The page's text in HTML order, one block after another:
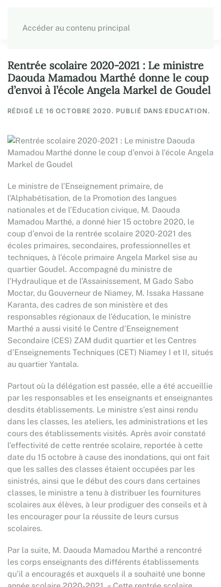
Accéder au contenu principal
Rentrée scolaire 2020-2021 : Le ministre
Daouda Mamadou Marthé donne le coup
d’envoi à l’école Angela Markel de Goudel
RÉDIGÉ LE 16 OCTOBRE 2020. PUBLIÉ DANS EDUCATION.
Le ministre de l’Enseignement primaire, de
l’Alphabétisation, de la Promotion des langues
nationales et de l’Education civique, M. Daouda
Mamadou Marthé, a donné hier 15 octobre 2020, le
coup d’envoi de la rentrée scolaire 2020-2021 des
écoles primaires, secondaires, professionnelles et
techniques, à l’école primaire Angela Markel sise au
quartier Goudel. Accompagné du ministre de
l’Hydraulique et de l’Assainissement, M Gado Sabo
Moctar, du Gouverneur de Niamey, M. Issaka Hassane
Karanta, des cadres de son ministère et des
responsables régionaux de l’éducation, le ministre
Marthé a aussi visité le Centre d’Enseignement
Secondaire (CES) ZAM dudit quartier et les Centres
d’Enseignements Techniques (CET) Niamey I et II, situés
au quartier Yantala.
Partout où la délégation est passée, elle a été accueillie
par les responsables et les enseignants et enseignantes
desdits établissements. Le ministre s’est ainsi rendu
dans les classes, les ateliers, les administrations et les
cours des établissements visités. Après avoir constaté
l’effectivité de cette rentrée scolaire, reportée à cette
date du 15 octobre à cause des inondations, qui ont fait
que les salles des classes étaient occupées par les
sinistrés, ainsi que le début des cours dans certaines
classes, le ministre a tenu à distribuer les fournitures
scolaires aux élèves, à leur prodiguer des conseils et à
les encourager pour la réussite de leurs cursus
scolaires.
Par la suite, M. Daouda Mamadou Marthé a rencontré
les corps enseignants des différents établissements
qu’il a encouragés et auxquels il a souhaité une bonne